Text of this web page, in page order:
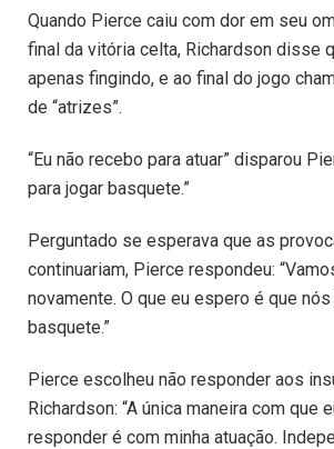
Quando Pierce caiu com dor em seu
final da vitória celta, Richardson disse
apenas fingindo, e ao final do jogo
de “atrizes”.
“Eu não recebo para atuar” disparou
para jogar basquete.”
Perguntado se esperava que as
continuariam, Pierce respondeu:
novamente. O que eu espero é que
basquete.”
Pierce escolheu não responder aos
Richardson: “A única maneira com que
responder é com minha atuação.